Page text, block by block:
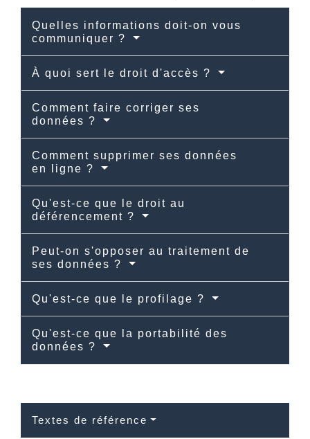
Quelles informations doit-on vous
communiquer ?
À quoi sert le droit d'accès ?
Comment faire corriger ses
données ?
Comment supprimer ses données
en ligne ?
Qu'est-ce que le droit au
déférencement ?
Peut-on s'opposer au traitement de
ses données ?
Qu'est-ce que le profilage ?
Qu'est-ce que la portabilité des
données ?
Textes de référence